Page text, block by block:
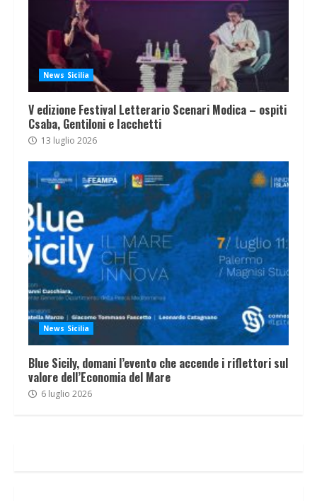
News Sicilia
V edizione Festival Letterario Scenari Modica – ospiti
Csaba, Gentiloni e Iacchetti
13 luglio 2026
News Sicilia
Blue Sicily, domani l’evento che accende i riflettori sul
valore dell’Economia del Mare
6 luglio 2026